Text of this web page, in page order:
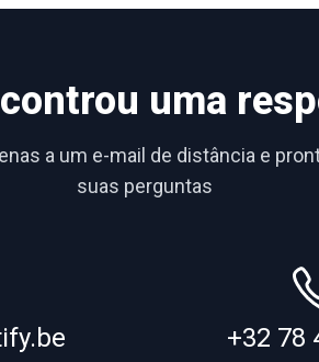
uma
a um e-mail de distância e
suas perguntas
+32 78